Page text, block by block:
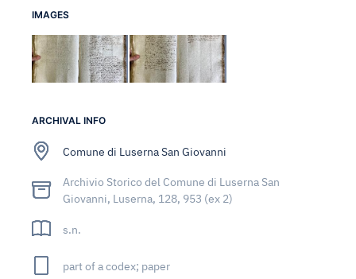
IMAGES
ARCHIVAL INFO
Comune di Luserna San Giovanni
Archivio Storico del Comune di Luserna San
Giovanni, Luserna, 128, 953 (ex 2)
s.n.
part of a codex; paper